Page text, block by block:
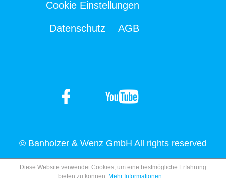
Cookie Einstellungen
Datenschutz AGB
© Banholzer & Wenz GmbH All rights reserved
Diese Website verwendet Cookies, um eine bestmögliche Erfahrung
bieten zu können. Mehr Informationen ...